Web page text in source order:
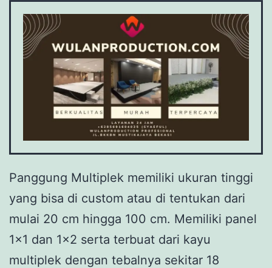
Panggung Multiplek memiliki ukuran tinggi
yang bisa di custom atau di tentukan dari
mulai 20 cm hingga 100 cm. Memiliki panel
1×1 dan 1×2 serta terbuat dari kayu
multiplek dengan tebalnya sekitar 18